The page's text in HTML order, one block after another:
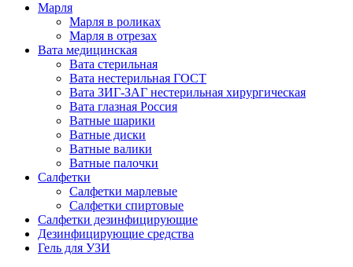
Марля
Марля в роликах
Марля в отрезах
Вата медицинская
Вата стерильная
Вата нестерильная ГОСТ
Вата ЗИГ-ЗАГ нестерильная хирургическая
Вата глазная Россия
Ватные шарики
Ватные диски
Ватные валики
Ватные палочки
Салфетки
Салфетки марлевые
Салфетки спиртовые
Салфетки дезинфицирующие
Дезинфицирующие средства
Гель для УЗИ